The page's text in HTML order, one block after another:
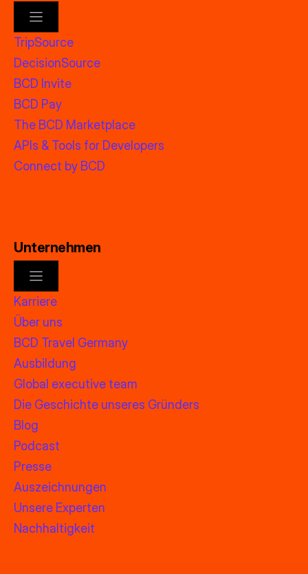
TripSource
DecisionSource
BCD Invite
BCD Pay
The BCD Marketplace
APIs & Tools for Developers
Connect by BCD
Unternehmen
Karriere
Über uns
BCD Travel Germany
Ausbildung
Global executive team
Die Geschichte unseres Gründers
Blog
Podcast
Presse
Auszeichnungen
Unsere Experten
Nachhaltigkeit